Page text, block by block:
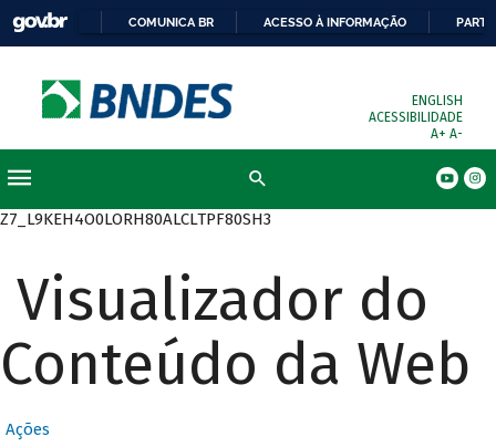
COMUNICA BR ACESSO À INFORMAÇÃO
ENGLISH
ACESSIBILIDADE
A+ A-
Z7_L9KEH4O0LORH80ALCLTPF80SH3
Visualizador do
Conteúdo da Web
Ações